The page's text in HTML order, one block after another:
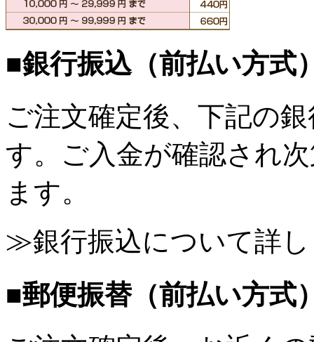
■銀行振込（前払い方式
ご注文確定後、下記の
す。ご入金が確認され
ます。
≫銀行振込について詳
■郵便振替（前払い方式